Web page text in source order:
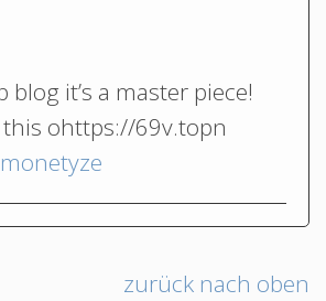
blog it’s a master piece!
ohttps://69v.topn
zurück nach oben